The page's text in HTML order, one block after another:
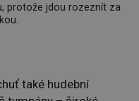
protože jdou rozeznít za
také hudební